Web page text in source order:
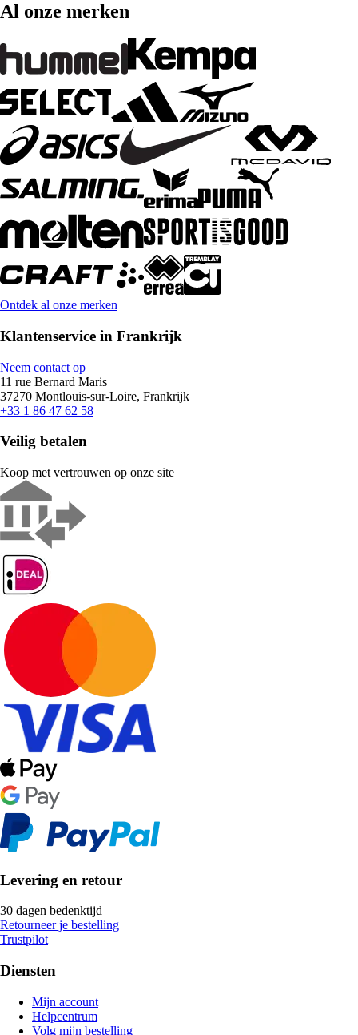
Al onze merken
Ontdek al onze merken
Klantenservice in Frankrijk
Neem contact op
11 rue Bernard Maris
37270 Montlouis-sur-Loire, Frankrijk
+33 1 86 47 62 58
Veilig betalen
Koop met vertrouwen op onze site
Levering en retour
30 dagen bedenktijd
Retourneer je bestelling
Trustpilot
Diensten
Mijn account
Helpcentrum
Volg mijn bestelling